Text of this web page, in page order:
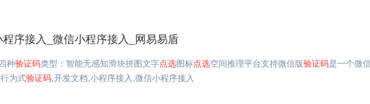
程序接入_微信小程序接入_网易易盾
种验证码类型：智能无感知滑块拼图文字点选图标点选空间推理平台支持微信版验证码是一个微
为式验证码,开发文档,小程序接入,微信小程序接入